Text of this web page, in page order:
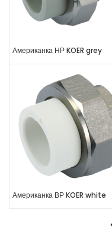
Американка НР KOER grey
Американка ВР KOER white